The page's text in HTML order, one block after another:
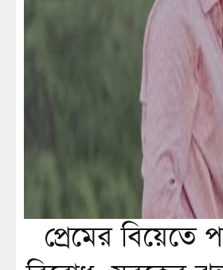
প্রেমের বিয়েতে